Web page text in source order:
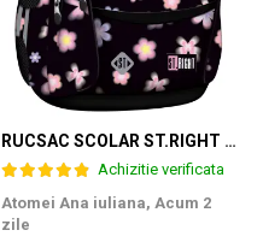
RUCSAC SCOLAR ST.RIGHT 4 COMPARTIMENTE BP-01 FLOWER MOOD 697036
Achizitie verificata
Atomei Ana iuliana, Acum 2
zile